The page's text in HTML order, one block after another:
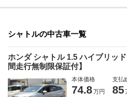
シャトルの中古車一覧
ホンダ シャトル 1.5 ハイブリッ
間走行無制限保証付】
本体価格
74.8万円
支払
85